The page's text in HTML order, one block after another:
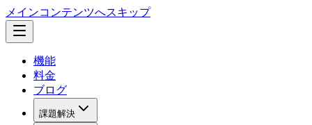
メインコンテンツへスキップ
機能
料金
ブログ
課題解決